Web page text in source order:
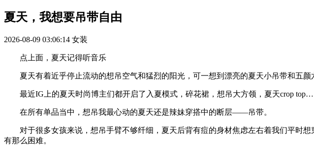
夏天，我想要吊带自由
2026-08-09 03:06:14 女装
点上面，夏天记得听音乐
夏天有着近乎停止流动的想吊空气和猛烈的阳光，可一想到漂亮的夏天小吊带和五颜
最近IG上的夏天时尚博主们都开启了入夏模式，碎花裙，想吊大方领，夏天crop
在所有单品当中，想吊我最心动的夏天还是辣妹穿搭中的断层——吊带。
对于很多女孩来说，想吊手臂不够纤细，夏天后背有痘的身材焦虑左右着我们平时想
有那么困难。